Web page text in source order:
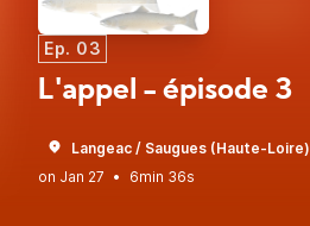
Ep. 03
L'appel - épisode 3
Langeac / Saugues (Haute-Loire)
•
6min 36s